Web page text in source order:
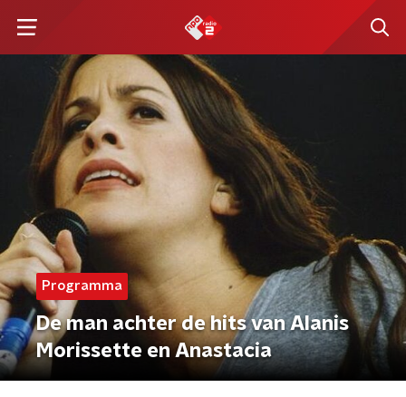
Programma
De man achter de hits van Alanis
Morissette en Anastacia